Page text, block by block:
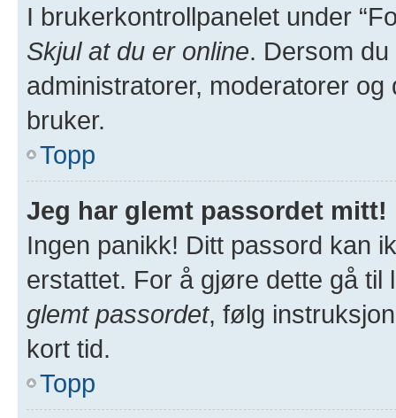
I brukerkontrollpanelet under
Skjul at du er online. Dersom
administratorer, moderatorer
bruker.
Topp
Jeg har glemt passordet mitt!
Ingen panikk! Ditt passord kan
erstattet. For å gjøre dette gå
glemt passordet, følg
kort tid.
Topp